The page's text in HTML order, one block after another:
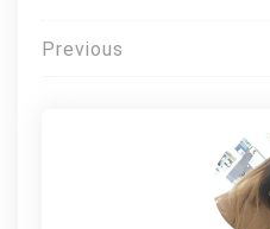
Πλοήγηση
Previous